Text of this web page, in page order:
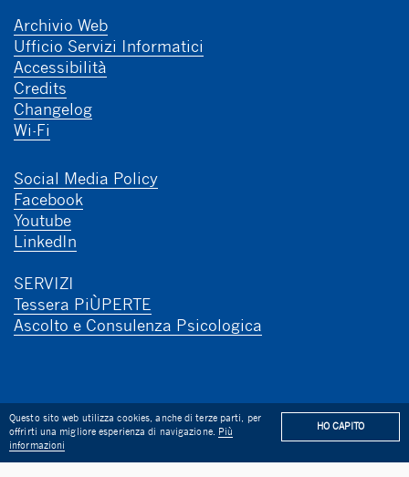
HO CAPITO
Questo sito web utilizza cookies, anche di terze parti, per
offrirti una migliore esperienza di navigazione. Più
informazioni
Archivio Web
Ufficio Servizi Informatici
Accessibilità
Credits
Changelog
Wi-Fi
Social Media Policy
Facebook
Youtube
LinkedIn
SERVIZI
Tessera PiÙPERTE
Ascolto e Consulenza Psicologica
2022/2023 BANDO DI CONCORSO PER N.